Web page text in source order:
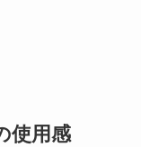
使用感